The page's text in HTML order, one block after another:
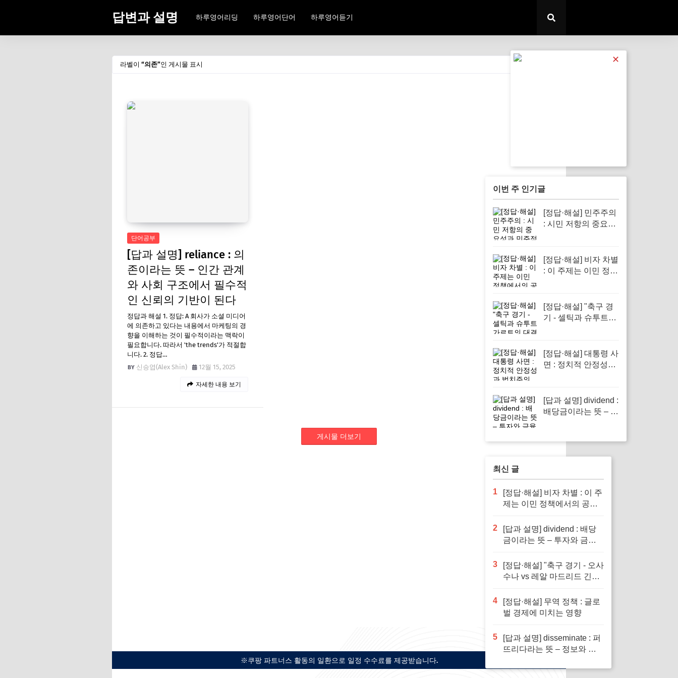
답변과 설명 하루영어리딩 하루영어단어 하루영어듣기
라벨이 의존 인 게시물 표시
단어공부
[답과 설명] reliance : 의
존이라는 뜻 – 인간 관계
와 사회 구조에서 필수적
인 신뢰의 기반이 된다
정답과 해설 1. 정답: A 회사가 소셜 미디어
에 의존하고 있다는 내용에서 마케팅의 경
향을 이해하는 것이 필수적이라는 맥락이
필요합니다. 따라서 'the trends'가 적절합
니다. 2. 정답…
신승엽(Alex Shin)
12월 15, 2025
자세한 내용 보기
게시물 더보기
※쿠팡 파트너스 활동의 일환으로 일정 수수료를 제공받습니다.
✕
이번 주 인기글
[정답·해설] 민주주의
: 시민 저항의 중요성
[정답·해설] 비자 차별
: 이 주제는 이민 정책
[정답·해설] "축구 경
기 - 셀틱과 슈투트가
[정답·해설] 대통령 사
면 : 정치적 안정성과
[답과 설명] dividend :
배당금이라는 뜻 – 투
아야 할 단어입니다
최신 글
1
[정답·해설] 비자 차별 : 이 주
제는 이민 정책에서의 공정
2
[답과 설명] dividend : 배당
금이라는 뜻 – 투자와 금융
알아야 할 단어입니다
3
[정답·해설] "축구 경기 - 오사
수나 vs 레알 마드리드 긴장
4
[정답·해설] 무역 정책 : 글로
벌 경제에 미치는 영향
5
[답과 설명] disseminate : 퍼
뜨리다라는 뜻 – 정보와 지
할을 하는 단어